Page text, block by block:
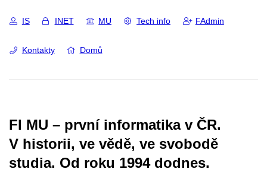
IS INET MU Tech info FAdmin
Kontakty Domů
FI MU – první informatika v ČR.
V historii, ve vědě, ve svobodě
studia. Od roku 1994 dodnes.